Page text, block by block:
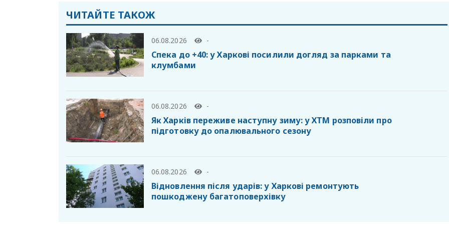
ЧИТАЙТЕ ТАКОЖ
06.08.2026 -
Спека до +40: у Харкові посилили догляд за парками та
клумбами
06.08.2026 -
Як Харків переживе наступну зиму: у ХТМ розповіли про
підготовку до опалювального сезону
06.08.2026 -
Відновлення після ударів: у Харкові ремонтують
пошкоджену багатоповерхівку